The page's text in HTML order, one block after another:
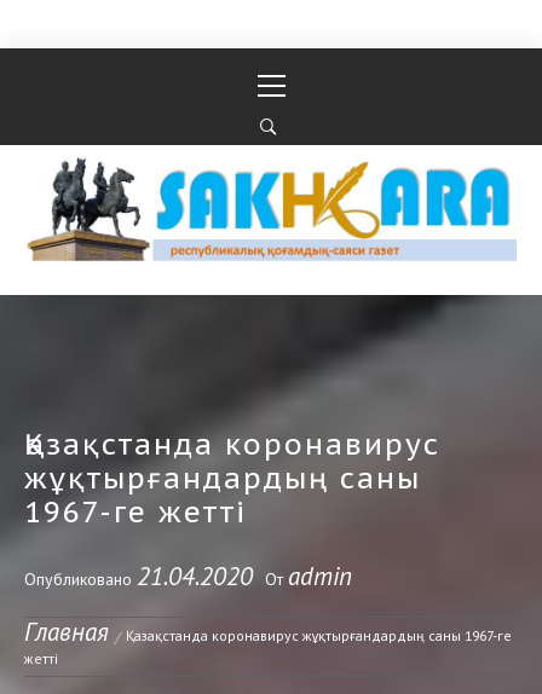
Перейти к содержимому
меню
Республикалық қоғамдық-саяси газеті
РЕСПУБЛИКАЛЫҚ ҚОҒАМДЫҚ-САЯСИ ГАЗЕТІ
Қазақстанда коронавирус
жұқтырғандардың саны
1967-ге жетті
Опубликовано 21.04.2020 От admin
Главная
Қазақстанда коронавирус жұқтырғандардың саны 1967-ге
жетті